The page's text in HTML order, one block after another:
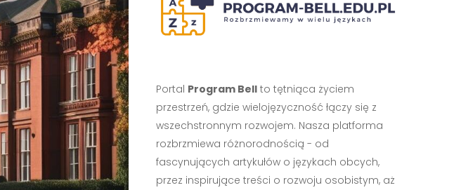
Portal Program Bellto tętniąca życiem
przestrzeń, gdzie wielojęzyczność łączy się z
wszechstronnym rozwojem. Nasza platforma
rozbrzmiewa różnorodnością - od
fascynujących artykułów o językach obcych,
przez inspirujące treści o rozwoju osobistym, aż